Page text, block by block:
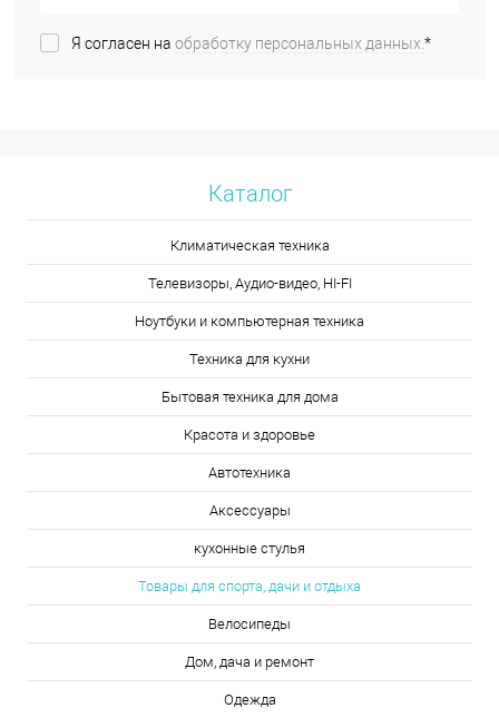
Я согласен на обработку персональных данных.*
Каталог
Климатическая техника
Телевизоры, Аудио-видео, HI-FI
Ноутбуки и компьютерная техника
Техника для кухни
Бытовая техника для дома
Красота и здоровье
Автотехника
Аксессуары
кухонные стулья
Товары для спорта, дачи и отдыха
Велосипеды
Дом, дача и ремонт
Одежда